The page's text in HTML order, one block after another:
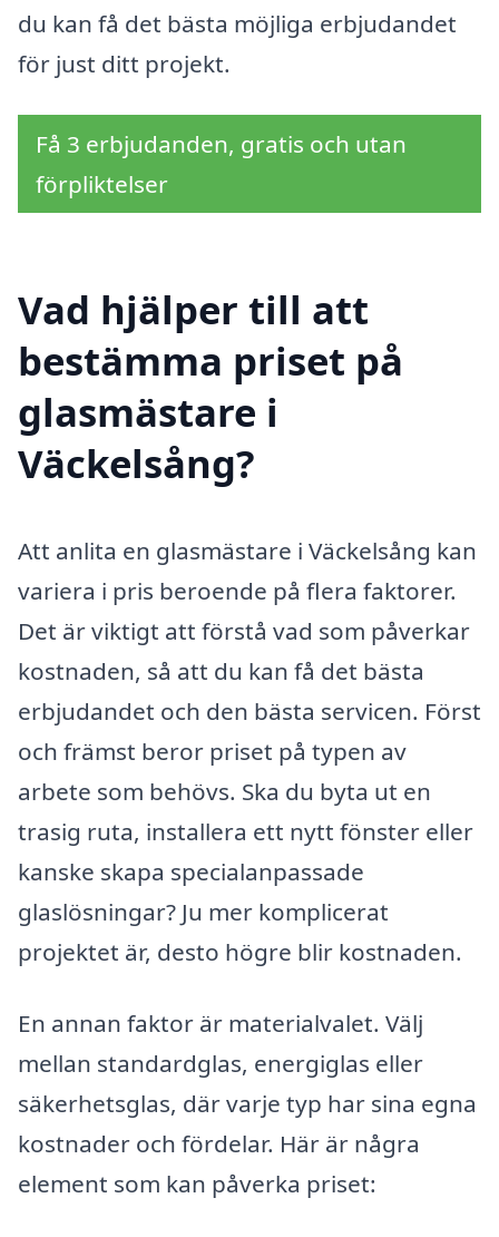
du kan få det bästa möjliga erbjudandet
för just ditt projekt.
Få 3 erbjudanden, gratis och utan
förpliktelser
Vad hjälper till att
bestämma priset på
glasmästare i
Väckelsång?
Att anlita en glasmästare i Väckelsång kan
variera i pris beroende på flera faktorer.
Det är viktigt att förstå vad som påverkar
kostnaden, så att du kan få det bästa
erbjudandet och den bästa servicen. Först
och främst beror priset på typen av
arbete som behövs. Ska du byta ut en
trasig ruta, installera ett nytt fönster eller
kanske skapa specialanpassade
glaslösningar? Ju mer komplicerat
projektet är, desto högre blir kostnaden.
En annan faktor är materialvalet. Välj
mellan standardglas, energiglas eller
säkerhetsglas, där varje typ har sina egna
kostnader och fördelar. Här är några
element som kan påverka priset: